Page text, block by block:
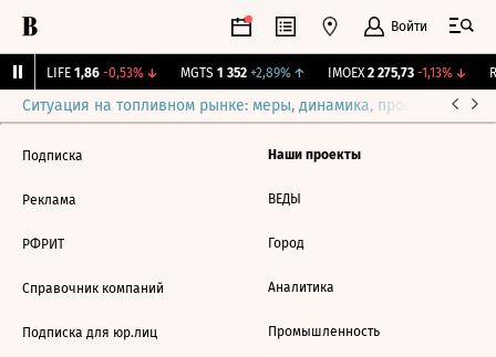
Войти
LIFE 1,86 -0,53%↓ MGTS 1 352 +2,89%↑ IMOEX 2 275,73 -1,13%↓
Ситуация на топливном рынке: меры, динамика, прогнозы
Подписка
Реклама
РФРИТ
Справочник компаний
Подписка для юр.лиц
Наши проекты
ВЕДЫ
Город
Аналитика
Промышленность